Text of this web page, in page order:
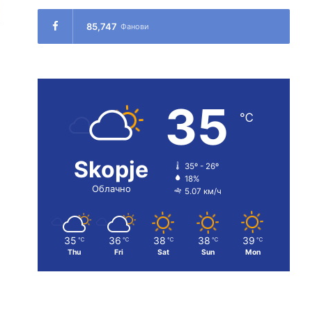
85,747 Фанови
Skopje
Облачно
35 ℃
35º - 26º
18%
5.07 км/ч
35 ℃
Thu
36 ℃
Fri
38 ℃
Sat
38 ℃
Sun
39 ℃
Mon